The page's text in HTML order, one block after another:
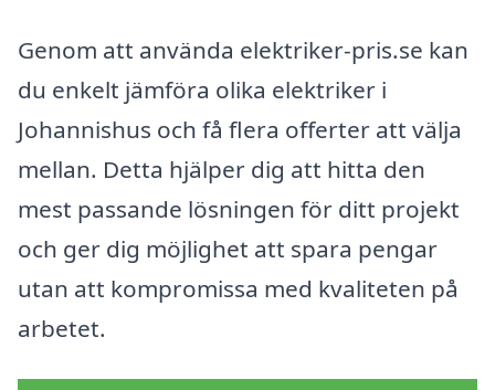
Genom att använda elektriker-pris.se kan
du enkelt jämföra olika elektriker i
Johannishus och få flera offerter att välja
mellan. Detta hjälper dig att hitta den
mest passande lösningen för ditt projekt
och ger dig möjlighet att spara pengar
utan att kompromissa med kvaliteten på
arbetet.